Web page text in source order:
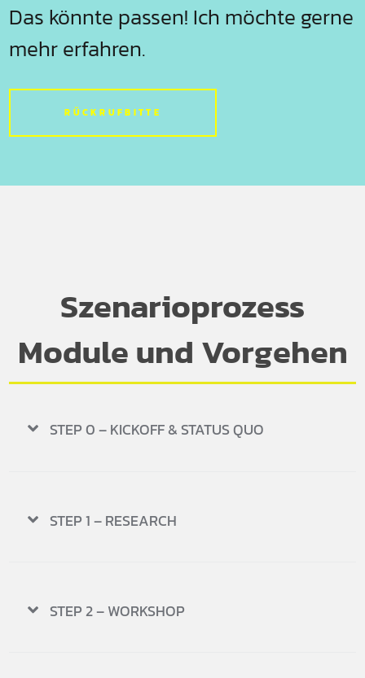
Das könnte passen! Ich möchte gerne
mehr erfahren.
RÜCKRUFBITTE
Szenarioprozess
Module und Vorgehen
STEP 0 – KICKOFF & STATUS QUO
STEP 1 – RESEARCH
STEP 2 – WORKSHOP